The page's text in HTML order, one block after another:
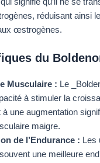
réduisant ainsi le
œstrogènes.
du
Musculaire : Le
à stimuler la
à une augmentation
maigre.
de l’Endurance : Les
une meilleure